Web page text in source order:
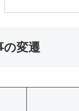
の変遷